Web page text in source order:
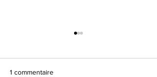
1 commentaire